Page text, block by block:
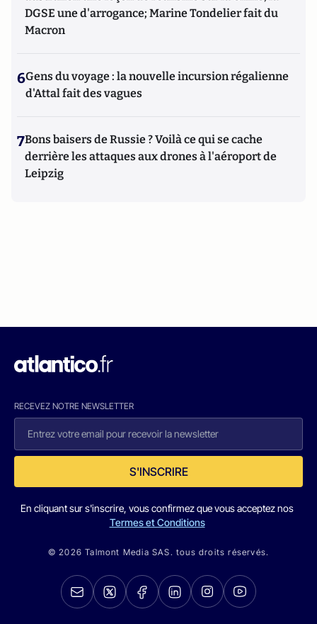
DGSE une d'arrogance; Marine Tondelier fait du
Macron
6Gens du voyage : la nouvelle incursion régalienne
d'Attal fait des vagues
7Bons baisers de Russie ? Voilà ce qui se cache
derrière les attaques aux drones à l'aéroport de
Leipzig
RECEVEZ NOTRE NEWSLETTER
S'INSCRIRE
En cliquant sur s'inscrire, vous confirmez que vous acceptez nos
Termes et Conditions
© 2026 Talmont Media SAS. tous droits réservés.